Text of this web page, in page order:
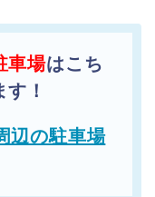
車場はこち
！
辺の駐車場